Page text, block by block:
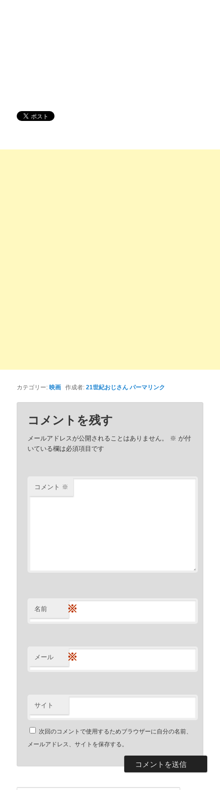
カテゴリー:映画 作成者:21世紀おじさん パーマリンク
コメントを残す
メールアドレスが公開されることはありません。 ※ が付
いている欄は必須項目です
コメント ※
名前 ※
メール ※
サイト
次回のコメントで使用するためブラウザーに自分の名前、
メールアドレス、サイトを保存する。